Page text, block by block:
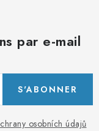
par e-mail
osobních údajů
S'ABONNER